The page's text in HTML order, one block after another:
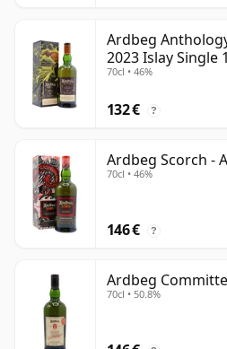
Ardbeg
2023 Islay Single
70cl • 46%
132 € ?
Ardbeg Scorch -
70cl • 46%
146 € ?
Ardbeg
70cl • 50.8%